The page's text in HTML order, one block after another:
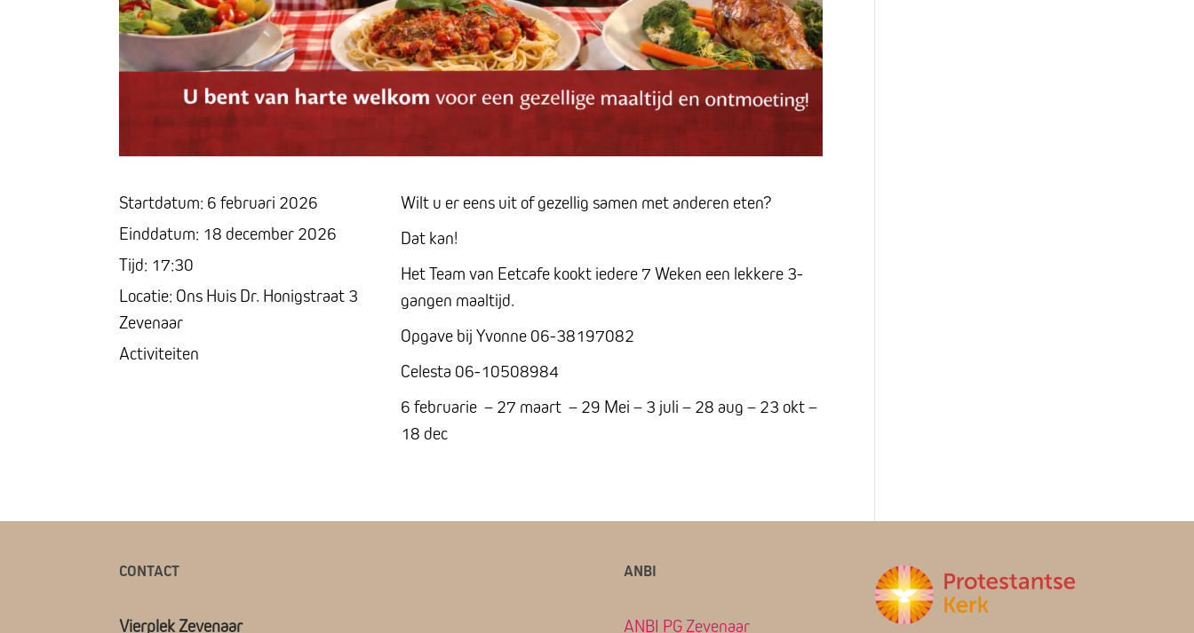
Startdatum: 6 februari 2026
Einddatum: 18 december 2026
Tijd: 17:30
Locatie: Ons Huis Dr. Honigstraat 3
Zevenaar
Activiteiten
Wilt u er eens uit of gezellig samen met anderen eten?
Dat kan!
Het Team van Eetcafe kookt iedere 7 Weken een lekkere 3-
gangen maaltijd.
Opgave bij Yvonne 06-38197082
Celesta 06-10508984
6 februarie – 27 maart – 29 Mei – 3 juli – 28 aug – 23 okt –
18 dec
CONTACT
Vierplek Zevenaar
ANBI
ANBI PG Zevenaar